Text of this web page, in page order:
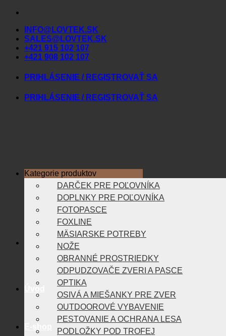
Skip
contentINFO@LOVTEK.SK
SALES@LOVTEK.SK
+421 915 102 107
+421 908 102 107
PRIHLÁSENIE / REGISTROVAŤ SA
PRIHLÁSENIE / REGISTROVAŤ SA
Kategorie produktov
DARČEK PRE POĽOVNÍKA
DOPLNKY PRE POĽOVNÍKA
FOTOPASCE
FOXLINE
MÄSIARSKE POTREBY
NOŽE
OBRANNÉ PROSTRIEDKY
ODPUDZOVAČE ZVERI A PASCE
OPTIKA
OSIVÁ A MIEŠANKY PRE ZVER
OUTDOOROVÉ VYBAVENIE
PESTOVANIE A OCHRANA LESA
PODLOŽKY POD TROFEJ